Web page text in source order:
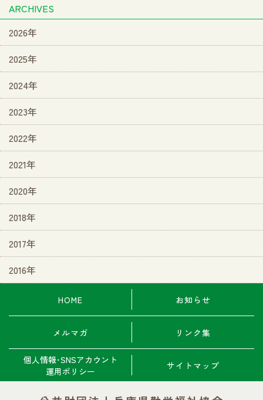
ARCHIVES
2026年
2025年
2024年
2023年
2022年
2021年
2020年
2018年
2017年
2016年
HOME お知らせ
メルマガ リンク集
個人情報･SNSアカウント
運用ポリシー
サイトマップ